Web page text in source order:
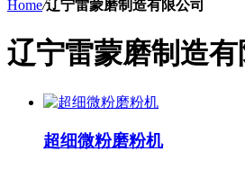
Home/辽宁雷蒙磨制造有限公司
辽宁雷蒙磨制造有
超细微粉磨粉机